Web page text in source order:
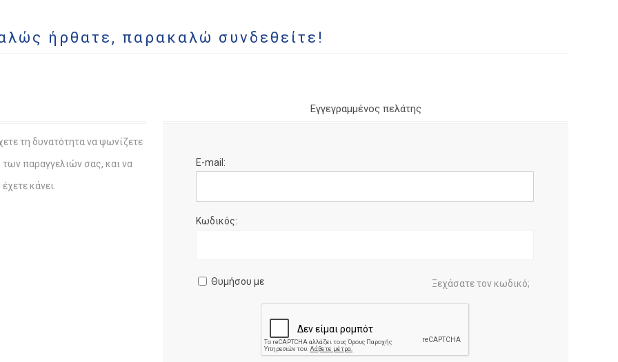
ήρθατε, παρακαλώ συνδεθείτε!
τη δυνατότητα να ψωνίζετε
των παραγγελιών σας, και να
κάνει.
Εγγεγραμμένος πελάτης
E-mail:
Κωδικός:
Θυμήσου με Ξεχάσατε τον κωδικό;